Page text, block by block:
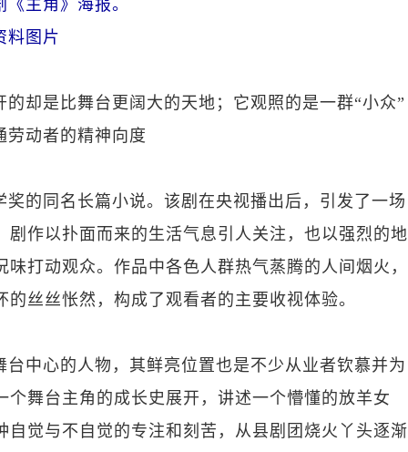
《主角》海报。
料图片
却是比舞台更阔大的天地；它观照的是一群“小众”
劳动者的精神向度
的同名长篇小说。该剧在央视播出后，引发了一场
作以扑面而来的生活气息引人关注，也以强烈的地
打动观众。作品中各色人群热气蒸腾的人间烟火，
丝丝怅然，构成了观看者的主要收视体验。
中心的人物，其鲜亮位置也是不少从业者钦慕并为
舞台主角的成长史展开，讲述一个懵懂的放羊女
觉与不自觉的专注和刻苦，从县剧团烧火丫头逐渐